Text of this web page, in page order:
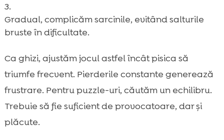
Gradual, complicăm sarcinile, evitând salturile
bruste în dificultate.
Ca ghizi, ajustăm jocul astfel încât pisica să
triumfe frecvent. Pierderile constante generează
frustrare. Pentru puzzle-uri, căutăm un echilibru.
Trebuie să fie suficient de provocatoare, dar și
plăcute.